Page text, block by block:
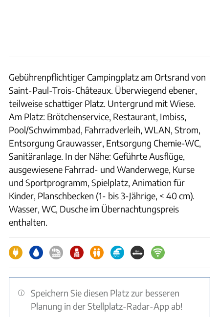
Gebührenpflichtiger Campingplatz am Ortsrand von
Saint-Paul-Trois-Châteaux. Überwiegend ebener,
teilweise schattiger Platz. Untergrund mit Wiese.
Am Platz: Brötchenservice, Restaurant, Imbiss,
Pool/Schwimmbad, Fahrradverleih, WLAN, Strom,
Entsorgung Grauwasser, Entsorgung Chemie-WC,
Sanitäranlage. In der Nähe: Geführte Ausflüge,
ausgewiesene Fahrrad- und Wanderwege, Kurse
und Sportprogramm, Spielplatz, Animation für
Kinder, Planschbecken (1- bis 3-Jährige, < 40 cm).
Wasser, WC, Dusche im Übernachtungspreis
enthalten.
Speichern Sie diesen Platz zur besseren
Planung in der Stellplatz-Radar-App ab!